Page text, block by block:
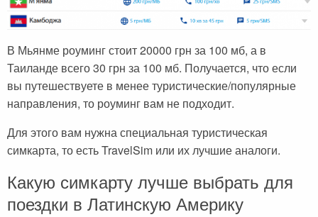
Дубай
Шри-Ланка
Мексика
Кипр
Тунис
Сейшельские острова
Закопане
Амстердам
Тунис
Украина
Франция
Хорватия
Черногория
Чехия
Шри-Ланка
В Мьянме роуминг стоит 20000 грн за 100 мб, а в
Таиланде всего 30 грн за 100 мб. Получается, что если
вы путешествуете в менее туристические/популярные
направления, то роуминг вам не подходит.
Для этого вам нужна специальная туристическая
симкарта, то есть TravelSim или их лучшие аналоги.
Какую симкарту лучше выбрать для
поездки в Латинскую Америку